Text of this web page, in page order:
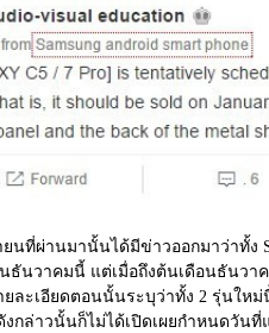
ที่ผ่านมานั้นได้มีข่าวออกมาว่าทั้ง
ธันวาคมนี้ แต่เมื่อถึงต้นเดือนธันว
ละเอียดตอนนั้นระบุว่าทั้ง 2 รุ่นใหม่
งกล่าวนั้นก็ไม่ได้เปิดเผยกำหนดวั